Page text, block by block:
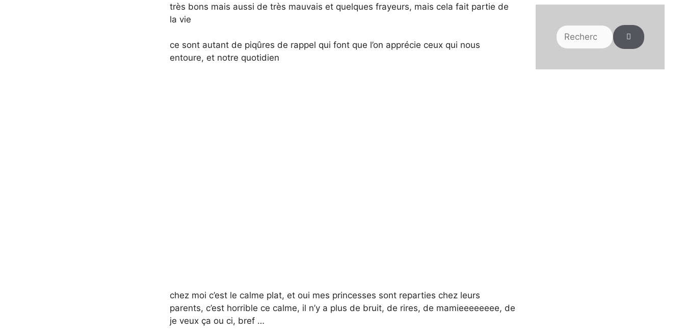
très bons mais aussi de très mauvais et quelques frayeurs, mais cela fait partie de
la vie
ce sont autant de piqûres de rappel qui font que l’on apprécie ceux qui nous
entoure, et notre quotidien
chez moi c’est le calme plat, et oui mes princesses sont reparties chez leurs
parents, c’est horrible ce calme, il n’y a plus de bruit, de rires, de mamieeeeeeee, de
je veux ça ou ci, bref …
Rechercher :